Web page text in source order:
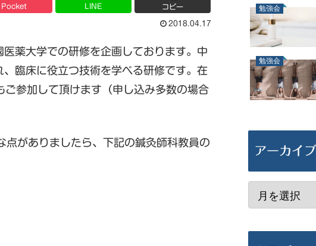
Pocket LINE コピー
2018.04.17
薬大学での研修を企画しております。中
臨床に役立つ技術を学べる研修です。在
参加して頂けます（申し込み多数の場合
がありましたら、下記の鍼灸師科教員の
勉強会
勉強会
アーカイブ